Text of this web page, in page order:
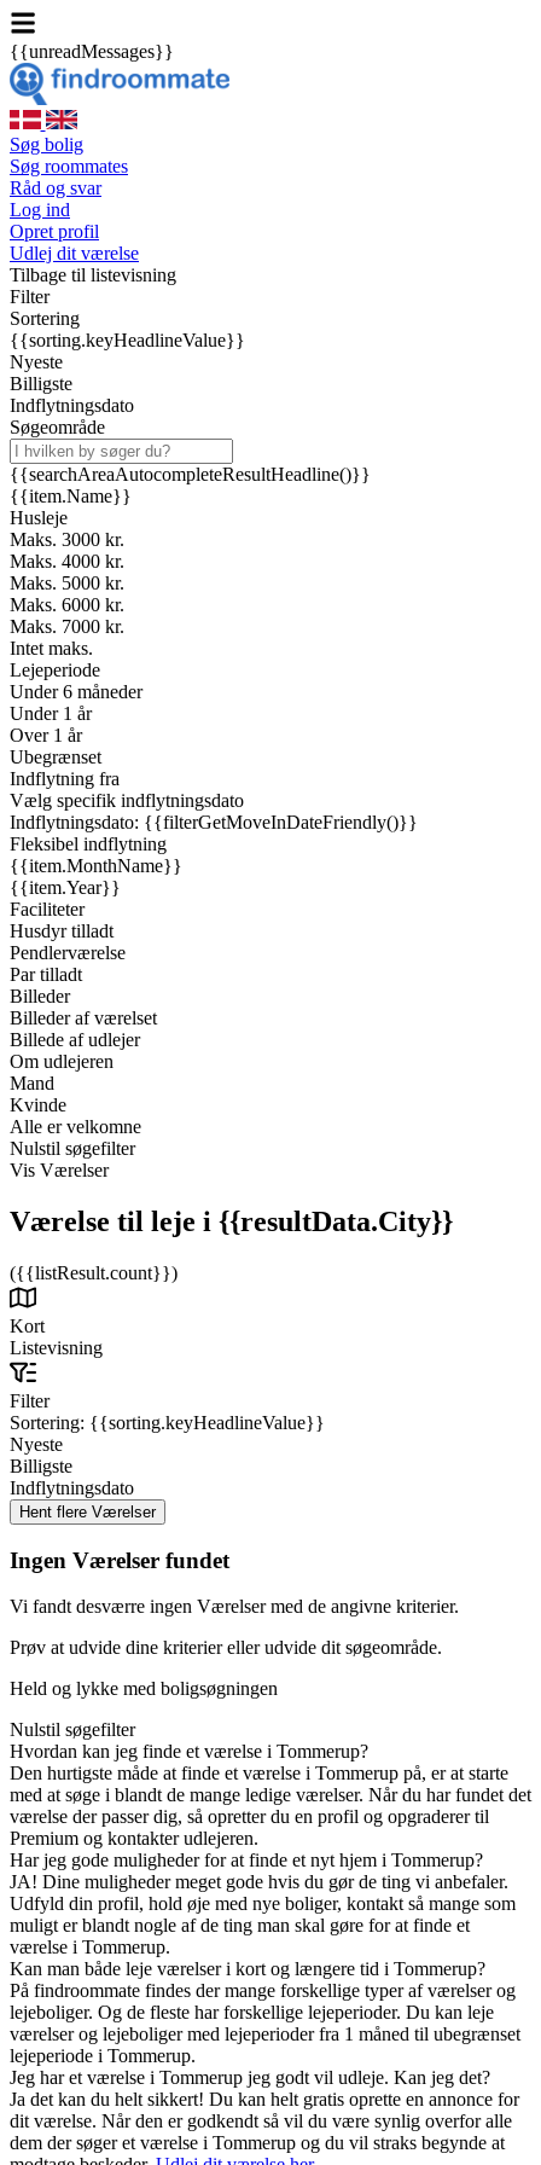
{{unreadMessages}}
Søg bolig
Søg roommates
Råd og svar
Log ind
Opret profil
Udlej dit værelse
Tilbage til listevisning
Filter
Sortering
{{sorting.keyHeadlineValue}}
Nyeste
Billigste
Indflytningsdato
Søgeområde
{{searchAreaAutocompleteResultHeadline()}}
{{item.Name}}
Husleje
Maks. 3000 kr.
Maks. 4000 kr.
Maks. 5000 kr.
Maks. 6000 kr.
Maks. 7000 kr.
Intet maks.
Lejeperiode
Under 6 måneder
Under 1 år
Over 1 år
Ubegrænset
Indflytning fra
Vælg specifik indflytningsdato
Indflytningsdato: {{filterGetMoveInDateFriendly()}}
Fleksibel indflytning
{{item.MonthName}}
{{item.Year}}
Faciliteter
Husdyr tilladt
Pendlerværelse
Par tilladt
Billeder
Billeder af værelset
Billede af udlejer
Om udlejeren
Mand
Kvinde
Alle er velkomne
Nulstil søgefilter
Vis Værelser
Værelse til leje i {{resultData.City}}
({{listResult.count}})
Kort
Listevisning
Filter
Sortering: {{sorting.keyHeadlineValue}}
Nyeste
Billigste
Indflytningsdato
Ingen Værelser fundet
Vi fandt desværre ingen Værelser med de angivne kriterier.
Prøv at udvide dine kriterier eller udvide dit søgeområde.
Held og lykke med boligsøgningen
Nulstil søgefilter
Hvordan kan jeg finde et værelse i Tommerup?
Den hurtigste måde at finde et værelse i Tommerup på, er at starte
med at søge i blandt de mange ledige værelser. Når du har fundet det
værelse der passer dig, så opretter du en profil og opgraderer til
Premium og kontakter udlejeren.
Har jeg gode muligheder for at finde et nyt hjem i Tommerup?
JA! Dine muligheder meget gode hvis du gør de ting vi anbefaler.
Udfyld din profil, hold øje med nye boliger, kontakt så mange som
muligt er blandt nogle af de ting man skal gøre for at finde et
værelse i Tommerup.
Kan man både leje værelser i kort og længere tid i Tommerup?
På findroommate findes der mange forskellige typer af værelser og
lejeboliger. Og de fleste har forskellige lejeperioder. Du kan leje
værelser og lejeboliger med lejeperioder fra 1 måned til ubegrænset
lejeperiode i Tommerup.
Jeg har et værelse i Tommerup jeg godt vil udleje. Kan jeg det?
Ja det kan du helt sikkert! Du kan helt gratis oprette en annonce for
dit værelse. Når den er godkendt så vil du være synlig overfor alle
dem der søger et værelse i Tommerup og du vil straks begynde at